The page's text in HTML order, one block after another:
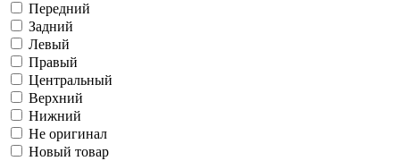
Передний
Задний
Левый
Правый
Центральный
Верхний
Нижний
Не оригинал
Новый товар